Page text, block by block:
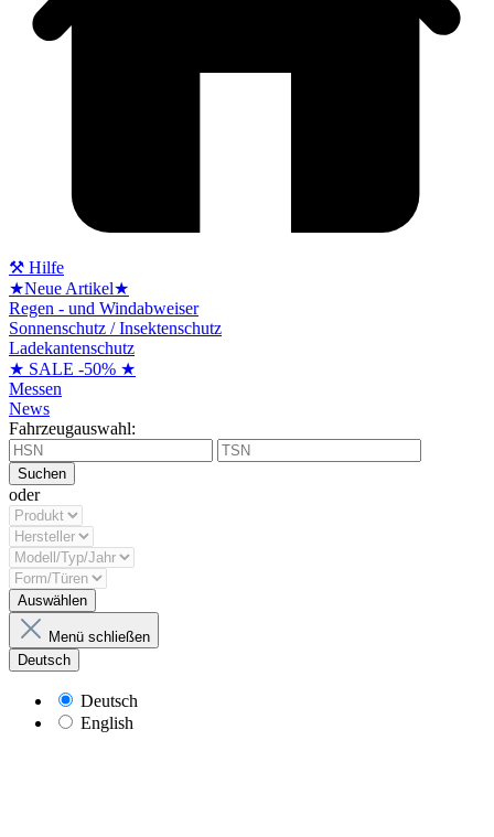
⚒ Hilfe
★Neue Artikel★
Regen - und Windabweiser
Sonnenschutz / Insektenschutz
Ladekantenschutz
★ SALE -50% ★
Messen
News
Fahrzeugauswahl:
Suchen
oder
Auswählen
Menü schließen
Deutsch
Deutsch
English